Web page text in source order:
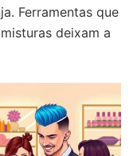
Ferramentas que
deixam a